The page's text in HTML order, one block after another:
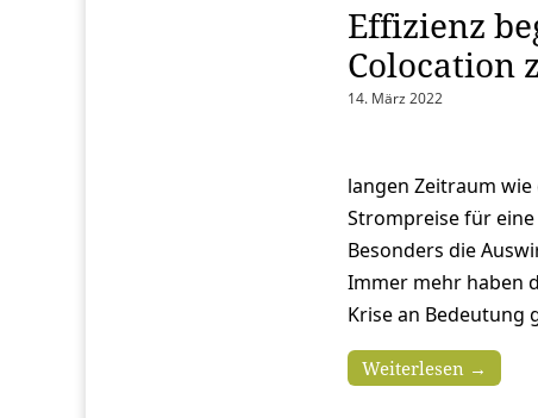
Effizienz
Colocation
14. März 2022
langen Zeitraum
Strompreise für
Besonders die
Immer mehr haben
Krise an Bedeutung
Weiterlesen →